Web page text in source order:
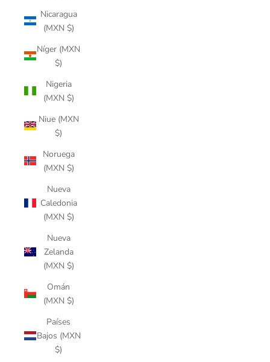
Nicaragua
(MXN $)
Níger (MXN
$)
Nigeria
(MXN $)
Niue (MXN
$)
Noruega
(MXN $)
Nueva
Caledonia
(MXN $)
Nueva
Zelanda
(MXN $)
Omán
(MXN $)
Países
Bajos (MXN
$)